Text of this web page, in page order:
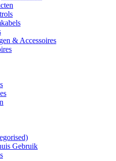
& Accessoires
Gebruik